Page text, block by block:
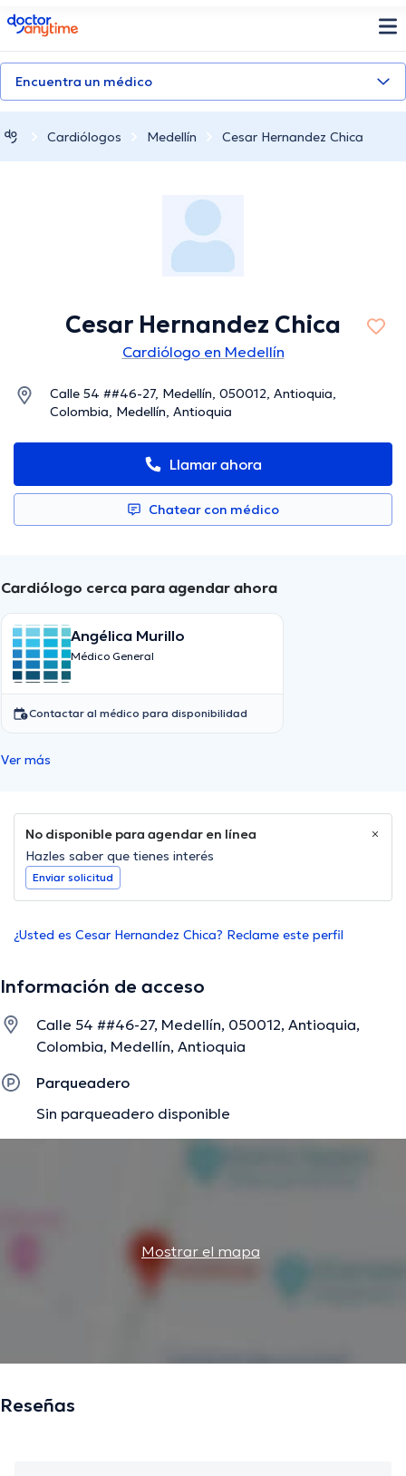
doctoranytime
Encuentra un médico
Cardiólogos Medellín Cesar Hernandez Chica
Cesar Hernandez Chica
Cardiólogo en Medellín
Calle 54 ##46-27, Medellín, 050012, Antioquia,
Colombia, Medellín, Antioquia
Llamar ahora
Chatear con médico
Cardiólogo cerca para agendar ahora
Angélica Murillo
Médico General
Contactar al médico para disponibilidad
Ver más
No disponible para agendar en línea
Hazles saber que tienes interés
Enviar solicitud
¿Usted es Cesar Hernandez Chica? Reclame este perfil
Información de acceso
Calle 54 ##46-27, Medellín, 050012, Antioquia,
Colombia, Medellín, Antioquia
Parqueadero
Sin parqueadero disponible
Mostrar el mapa
Reseñas